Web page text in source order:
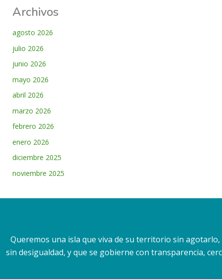
Archivos
agosto 2026
julio 2026
junio 2026
mayo 2026
abril 2026
marzo 2026
febrero 2026
enero 2026
diciembre 2025
noviembre 2025
Queremos una isla que viva de su territorio sin
sin desigualdad, y que se gobierne con transparencia,